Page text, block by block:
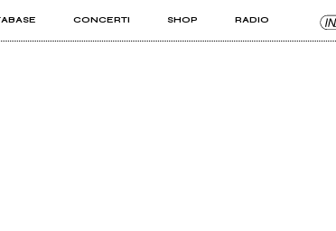
CONCERTI SHOP RADIO
PRO